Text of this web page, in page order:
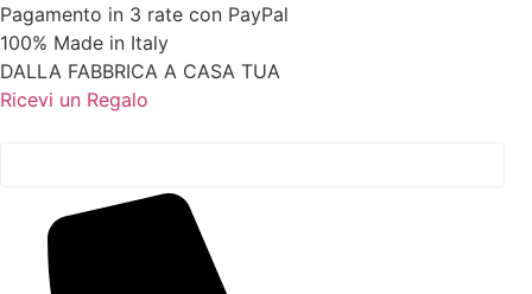
Vai
al
contenuto
Pagamento in 3 rate con PayPal
100% Made in Italy
DALLA FABBRICA A CASA TUA
Ricevi un Regalo